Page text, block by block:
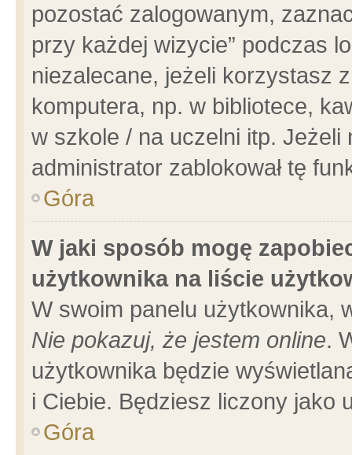
pozostać zalogowanym,
przy każdej wizycie” podczas
niezalecane, jeżeli korzystasz
komputera, np. w bibliotece,
w szkole / na uczelni itp.
administrator zablokował tę
Góra
W jaki sposób mogę
użytkownika na liście
W swoim panelu użytkownika,
Nie pokazuj, że jestem online.
użytkownika będzie
i Ciebie. Będziesz liczony jako
Góra